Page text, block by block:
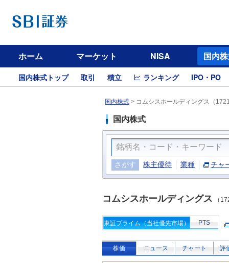
ホーム マーケット NISA 国内
国内株式トップ 取引 積立 ランキング IPO・PO
国内株式 > コムシスホールディングス（
国内株式
さがす 株主優待 業種 チャ
コムシスホールディングス （
東証プライム（当社優先市場） PTS
株価 ニュース チャート 評